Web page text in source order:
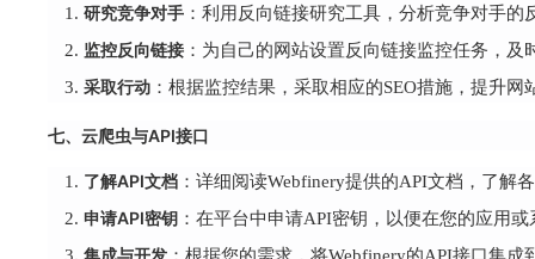
研究竞争对手 ：利用反向链接研究工具，分析竞争对手的
监控反向链接 ：为自己的网站设置反向链接监控任务，
采取行动 ：根据监控结果，采取相应的SEO措施，提升网
七、云爬虫与API接口
了解API文档 ：详细阅读Webfinery提供的API文档，了解
申请API密钥 ：在平台中申请API密钥，以便在您的应用
集成与开发 ：根据您的需求，将Webfinery的API接口集